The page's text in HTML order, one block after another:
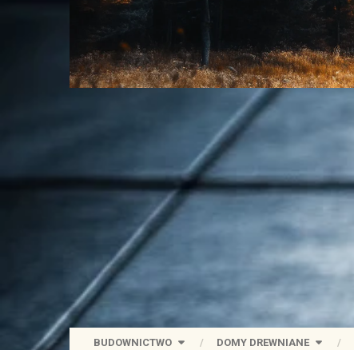
BUDOWNICTWO DOMY DREWNIANE